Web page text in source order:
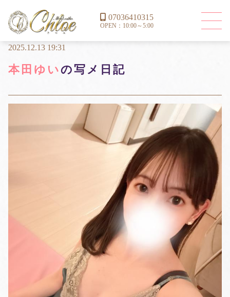
07036410315
OPEN：10:00～5:00
2025.12.13 19:31
本田ゆいの写メ日記